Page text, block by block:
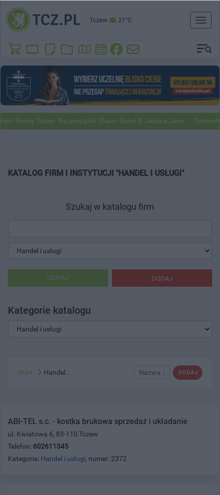
Tczew 21°C
Toggle
Gminy Tczew. Na początek Shaun Baker & Jessica Jean
KATALOG FIRM I INSTYTUCJI "HANDEL I USŁUGI"
Szukaj w katalogu firm
DODAJ
SZUKAJ
Kategorie katalogu
DODAJ
Nazwa ↓
Start Handel...
ABI-TEL s.c. - kostka brukowa sprzedaż i układanie
ul. Kwiatowa 6, 83-110 Tczew
Telefon: 602611345
Kategoria: Handel i usługi, numer: 2372